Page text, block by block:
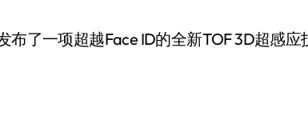
布了一项超越Face ID的全新TOF 3D超感